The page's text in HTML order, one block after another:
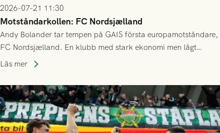
2026-07-21 11:30
Motståndarkollen: FC Nordsjælland
Andy Bolander tar tempen på GAIS första europamotståndare,
FC Nordsjælland. En klubb med stark ekonomi men lågt
publiksnitt, ett lag med både kollektiv styrka och individuell
Läs mer